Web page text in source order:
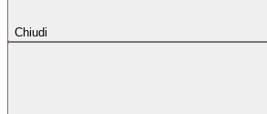
Chiudi